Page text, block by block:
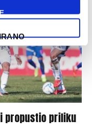
propustio priliku